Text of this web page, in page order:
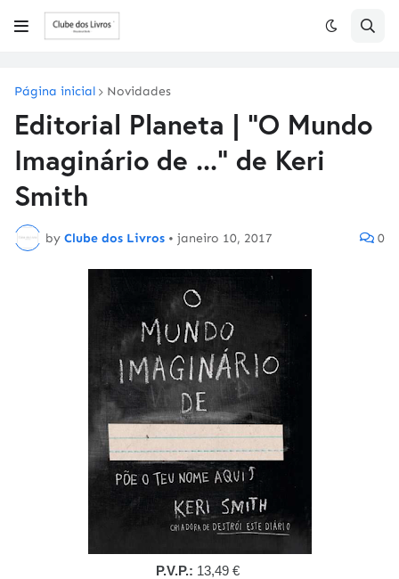
Página inicial Novidades
Editorial Planeta | "O Mundo
Imaginário de ..." de Keri
Smith
by Clube dos Livros • janeiro 10, 2017 0
P.V.P.: 13,49 €